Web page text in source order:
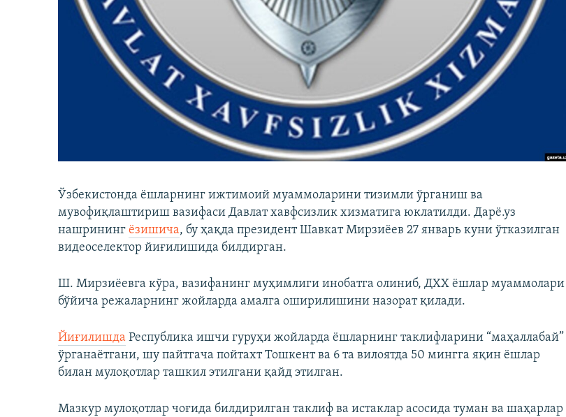
Ўзбекистонда ёшларнинг ижтимоий муаммоларини тизимли ўрганиш ва
мувофиқлаштириш вазифаси Давлат хавфсизлик хизматига юклатилди. Дарё.уз
нашрининг ёзишича, бу ҳақда президент Шавкат Мирзиёев 27 январь куни ўтказилган
видеоселектор йиғилишида билдирган.
Ш. Мирзиёевга кўра, вазифанинг муҳимлиги инобатга олиниб, ДХХ ёшлар муаммолари
бўйича режаларнинг жойларда амалга оширилишини назорат қилади.
Йиғилишда Республика ишчи гуруҳи жойларда ёшларнинг таклифларини “маҳаллабай”
ўрганаётгани, шу пайтгача пойтахт Тошкент ва 6 та вилоятда 50 мингга яқин ёшлар
билан мулоқотлар ташкил этилгани қайд этилган.
Мазкур мулоқотлар чоғида билдирилган таклиф ва истаклар асосида туман ва шаҳарлар